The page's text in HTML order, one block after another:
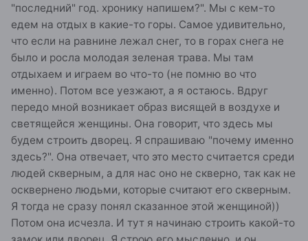
"последний" год. хронику напишем?". Мы с кем-то
едем на отдых в какие-то горы. Самое удивительно,
что если на равнине лежал снег, то в горах снега не
было и росла молодая зеленая трава. Мы там
отдыхаем и играем во что-то (не помню во что
именно). Потом все уезжают, а я остаюсь. Вдруг
передо мной возникает образ висящей в воздухе и
светящейся женщины. Она говорит, что здесь мы
будем строить дворец. Я спрашиваю "почему именно
здесь?". Она отвечает, что это место считается среди
людей скверным, а для нас оно не скверно, так как не
осквернено людьми, которые считают его скверным.
Я тогда не сразу понял сказанное этой женщиной))
Потом она исчезла. И тут я начинаю строить какой-то